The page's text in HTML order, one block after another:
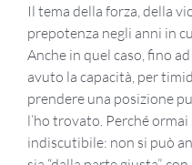
Il tema della forza, della
prepotenza negli anni in
Anche in quel caso, fino
avuto la capacità, per
prendere una posizione
l’ho trovato. Perché
indiscutibile: non si può